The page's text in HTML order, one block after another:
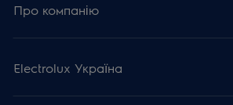
Про компанію
Electrolux Україна